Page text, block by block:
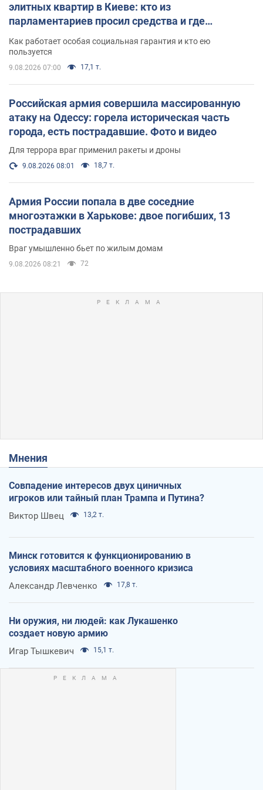
элитных квартир в Киеве: кто из
парламентариев просил средства и где
поселился
Как работает особая социальная гарантия и кто ею
пользуется
9.08.2026 07:00 17,1 т.
Российская армия совершила массированную
атаку на Одессу: горела историческая часть
города, есть пострадавшие. Фото и видео
Для террора враг применил ракеты и дроны
9.08.2026 08:01 18,7 т.
Армия России попала в две соседние
многоэтажки в Харькове: двое погибших, 13
пострадавших
Враг умышленно бьет по жилым домам
9.08.2026 08:21 72
Мнения
Совпадение интересов двух циничных
игроков или тайный план Трампа и Путина?
Виктор Швец 13,2 т.
Минск готовится к функционированию в
условиях масштабного военного кризиса
Александр Левченко 17,8 т.
Ни оружия, ни людей: как Лукашенко
создает новую армию
Игар Тышкевич 15,1 т.